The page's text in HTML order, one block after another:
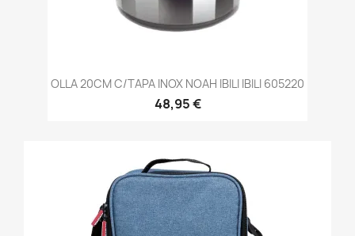
OLLA 20CM C/TAPA INOX NOAH IBILI IBILI 605220
48,95 €